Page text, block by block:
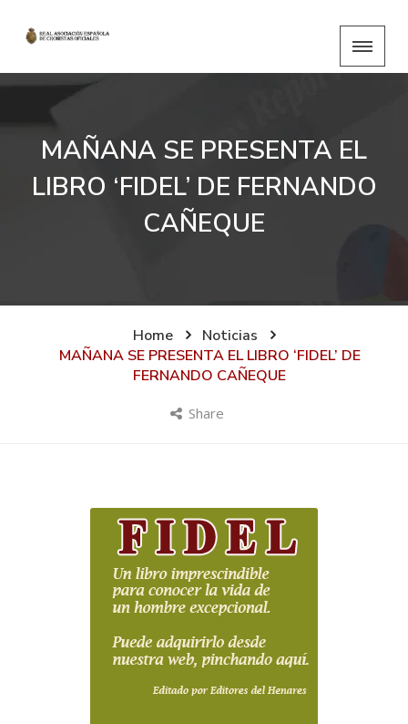
MAÑANA SE PRESENTA EL
LIBRO ‘FIDEL’ DE FERNANDO
CAÑEQUE
Home
Noticias
MAÑANA SE PRESENTA EL LIBRO ‘FIDEL’ DE
FERNANDO CAÑEQUE
Share